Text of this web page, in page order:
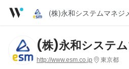
(株)永和システムマネジ
(株)永和システ
http://www.esm.co.jp 東京都